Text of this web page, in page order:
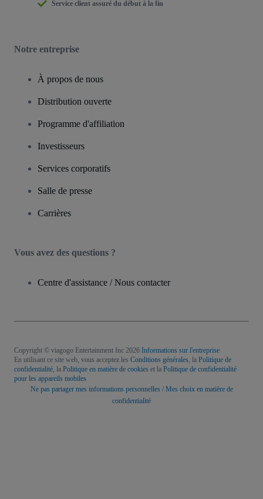
Service client assuré du début à la fin
Notre entreprise
À propos de nous
Distribution ouverte
Programme d'affiliation
Investisseurs
Services corporatifs
Salle de presse
Carrières
Vous avez des questions ?
Centre d'assistance / Nous contacter
Copyright © viagogo Entertainment Inc 2026 Informations sur l'entreprise
En utilisant ce site web, vous acceptez les Conditions générales, la Politique de
confidentialité, la Politique en matière de cookies et la Politique de confidentialité
pour les appareils mobiles
Ne pas partager mes informations personnelles / Mes choix en matière de
confidentialité